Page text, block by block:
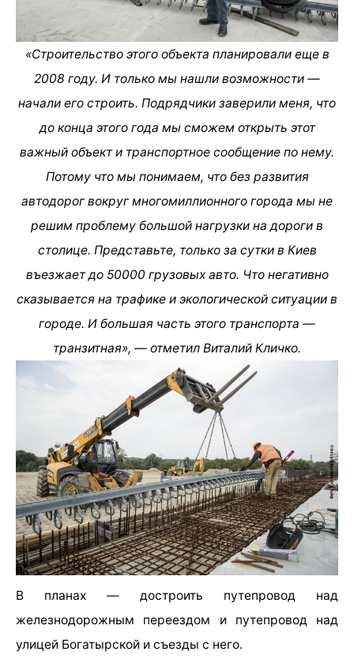
«Строительство этого объекта планировали еще в
2008 году. И только мы нашли возможности —
начали его строить. Подрядчики заверили меня, что
до конца этого года мы сможем открыть этот
важный объект и транспортное сообщение по нему.
Потому что мы понимаем, что без развития
автодорог вокруг многомиллионного города мы не
решим проблему большой нагрузки на дороги в
столице. Представьте, только за сутки в Киев
въезжает до 50000 грузовых авто. Что негативно
сказывается на трафике и экологической ситуации в
городе. И большая часть этого транспорта —
транзитная», — отметил Виталий Кличко.
В планах — достроить путепровод над
железнодорожным переездом и путепровод над
улицей Богатырской и съезды с него.